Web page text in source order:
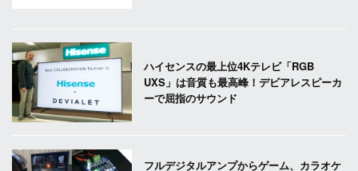
ハイセンスの最上位4Kテレビ「RGB
UXS」は音質も最高峰！デビアレスピーカ
ーで屈指のサウンド
フルデジタルアンプからゲーム、カラオケ